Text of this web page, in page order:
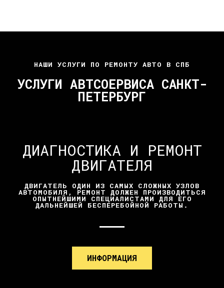
НАШИ УСЛУГИ ПО РЕМОНТУ АВТО В СПБ
УСЛУГИ АВТСОЕРВИСА САНКТ-
ПЕТЕРБУРГ
ДИАГНОСТИКА И РЕМОНТ
ДВИГАТЕЛЯ
ДВИГАТЕЛЬ ОДИН ИЗ САМЫХ СЛОЖНЫХ УЗЛОВ
АВТОМОБИЛЯ, РЕМОНТ ДОЛЖЕН ПРОИЗВОДИТЬСЯ
ОПЫТНЕЙШИМИ СПЕЦИАЛИСТАМИ ДЛЯ ЕГО
ДАЛЬНЕЙШЕЙ БЕСПЕРЕБОЙНОЙ РАБОТЫ.
ИНФОРМАЦИЯ